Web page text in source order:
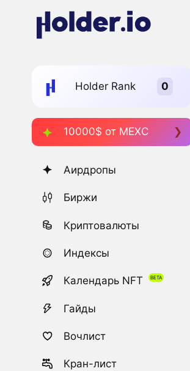
Holder Rank
10000$ от MEXC
Аирдропы
Биржи
Криптовалюты
Индексы
Календарь NFT
Гайды
Вочлист
Кран-лист